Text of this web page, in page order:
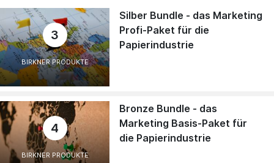
3
BIRKNER PRODUKTE
Silber Bundle - das Marketing
Profi-Paket für die
Papierindustrie
4
BIRKNER PRODUKTE
Bronze Bundle - das
Marketing Basis-Paket für
die Papierindustrie